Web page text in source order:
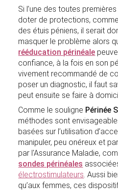
Si l’une des toutes
doter de protections,
des étuis péniens, il serait
masquer le problème alors
rééducation périnéale
confiance, à la fois en son
vivement recommandé de
poser un diagnostic, il faut
peut ensuite se faire à
Comme le souligne Périnée
méthodes sont
basées sur l’utilisation
manipuler, peu onéreux et
par l'Assurance Maladie,
sondes périnéales
électrostimulateurs. Aussi
qu’aux femmes, ces